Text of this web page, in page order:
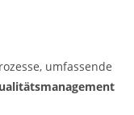
umfassende